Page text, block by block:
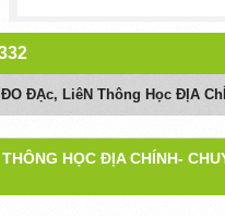
ĐẠc, LiêN Thông Học ĐỊA
HỌC ĐỊA CHÍNH-